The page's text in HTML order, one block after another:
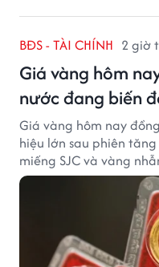
BĐS - TÀI CHÍNH 2 giờ
Giá vàng hôm
nước đang biến
Giá vàng hôm nay
hiệu lớn sau phiên
miếng SJC và vàng
trường vẫn duy trì mặt
lệch đáng kể giữa các